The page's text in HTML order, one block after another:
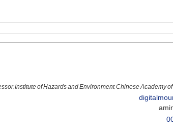
Institute of Hazards and Environment, Chinese Academy